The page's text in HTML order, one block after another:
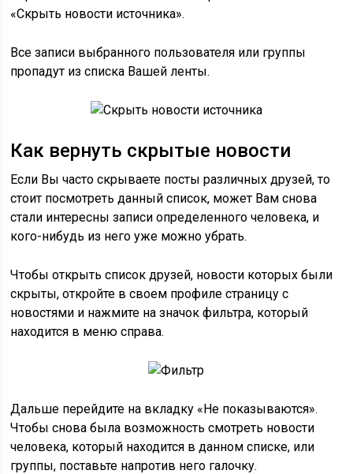
«Скрыть новости источника».
Все записи выбранного пользователя или группы
пропадут из списка Вашей ленты.
Как вернуть скрытые новости
Если Вы часто скрываете посты различных друзей, то
стоит посмотреть данный список, может Вам снова
стали интересны записи определенного человека, и
кого-нибудь из него уже можно убрать.
Чтобы открыть список друзей, новости которых были
скрыты, откройте в своем профиле страницу с
новостями и нажмите на значок фильтра, который
находится в меню справа.
Дальше перейдите на вкладку «Не показываются».
Чтобы снова была возможность смотреть новости
человека, который находится в данном списке, или
группы, поставьте напротив него галочку.